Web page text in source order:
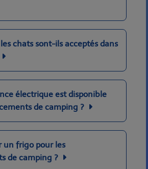
chats sont-ils acceptés dans
électrique est disponible
de camping ?
un frigo pour les
de camping ?